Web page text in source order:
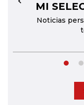
MI
Noticias
←